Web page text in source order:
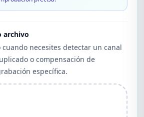
archivo
necesites detectar un canal
o compensación de
específica.